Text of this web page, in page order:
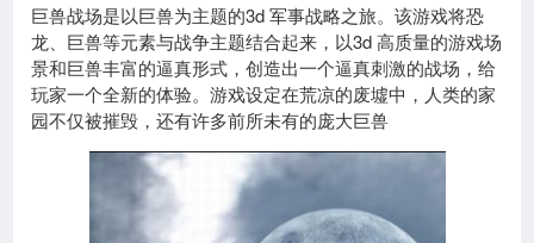
巨兽战场是以巨兽为主题的3d 军事战略之旅。该游戏将恐
龙、巨兽等元素与战争主题结合起来，以3d 高质量的游戏场
景和巨兽丰富的逼真形式，创造出一个逼真刺激的战场，给
玩家一个全新的体验。游戏设定在荒凉的废墟中，人类的家
园不仅被摧毁，还有许多前所未有的庞大巨兽